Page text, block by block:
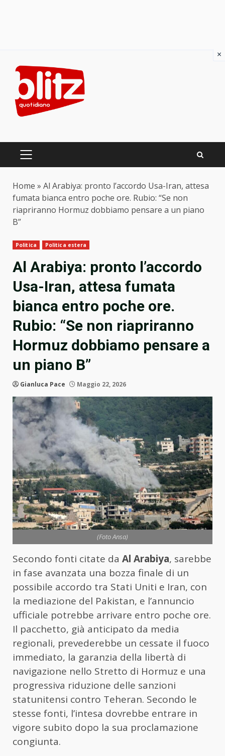
content
PRIMARY
Home » Al Arabiya: pronto l’accordo Usa-Iran, attesa
fumata bianca entro poche ore. Rubio: “Se non
riapriranno Hormuz dobbiamo pensare a un piano
B”
Politica Politica estera
Al Arabiya: pronto l’accordo
Usa-Iran, attesa fumata
bianca entro poche ore.
Rubio: “Se non riapriranno
Hormuz dobbiamo pensare a
un piano B”
Gianluca Pace Maggio 22, 2026
(Foto Ansa)
Secondo fonti citate da Al Arabiya, sarebbe
in fase avanzata una bozza finale di un
possibile accordo tra Stati Uniti e Iran, con
la mediazione del Pakistan, e l’annuncio
ufficiale potrebbe arrivare entro poche ore.
Il pacchetto, già anticipato da media
regionali, prevederebbe un cessate il fuoco
immediato, la garanzia della libertà di
navigazione nello Stretto di Hormuz e una
progressiva riduzione delle sanzioni
statunitensi contro Teheran. Secondo le
stesse fonti, l’intesa dovrebbe entrare in
vigore subito dopo la sua proclamazione
congiunta.
×